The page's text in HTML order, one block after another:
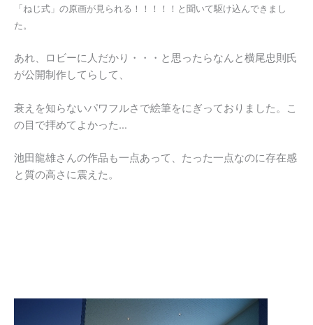
「ねじ式」の原画が見られる！！！！！と聞いて駆け込んできまし
た。
あれ、ロビーに人だかり・・・と思ったらなんと横尾忠則氏
が公開制作してらして、
衰えを知らないパワフルさで絵筆をにぎっておりました。こ
の目で拝めてよかった…
池田龍雄さんの作品も一点あって、たった一点なのに存在感
と質の高さに震えた。